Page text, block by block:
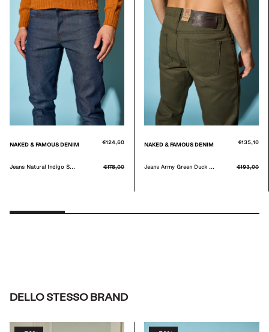
NAKED & FAMOUS DENIM €124,60
Jeans Natural Indigo S... €178,00
NAKED & FAMOUS DENIM €135,10
Jeans Army Green Duck ... €193,00
DELLO STESSO BRAND